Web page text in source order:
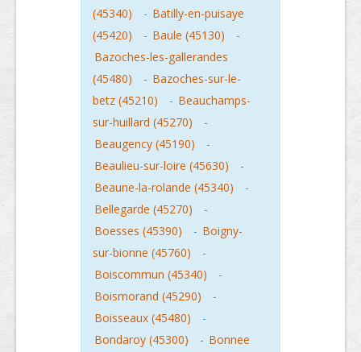
(45340)
- Batilly-en-puisaye
(45420)
- Baule (45130)
-
Bazoches-les-gallerandes
(45480)
- Bazoches-sur-le-
betz (45210)
- Beauchamps-
sur-huillard (45270)
-
Beaugency (45190)
-
Beaulieu-sur-loire (45630)
-
Beaune-la-rolande (45340)
-
Bellegarde (45270)
-
Boesses (45390)
- Boigny-
sur-bionne (45760)
-
Boiscommun (45340)
-
Boismorand (45290)
-
Boisseaux (45480)
-
Bondaroy (45300)
- Bonnee